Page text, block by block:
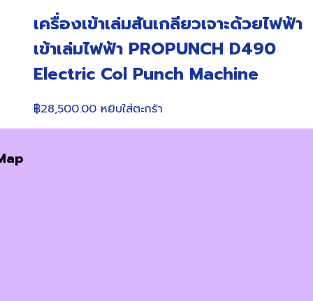
เครื่องเข้าเล่มสันเกลียวเจาะด้วยไฟฟ้า
เข้าเล่มไฟฟ้า PROPUNCH D490
Electric Col Punch Machine
฿28,500.00 หยิบใส่ตะกร้า